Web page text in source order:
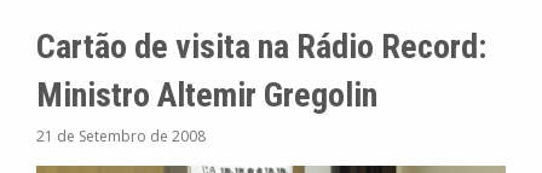
Cartão de visita na Rádio Record:
Ministro Altemir Gregolin
21 de Setembro de 2008